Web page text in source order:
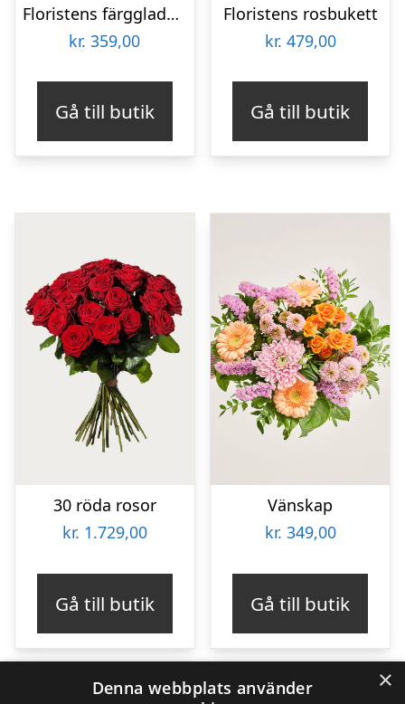
Floristens färgglada bukett
kr. 359,00
Gå till butik
Floristens rosbukett
kr. 479,00
Gå till butik
30 röda rosor
kr. 1.729,00
Gå till butik
Vänskap
kr. 349,00
Gå till butik
×
Denna webbplats använder